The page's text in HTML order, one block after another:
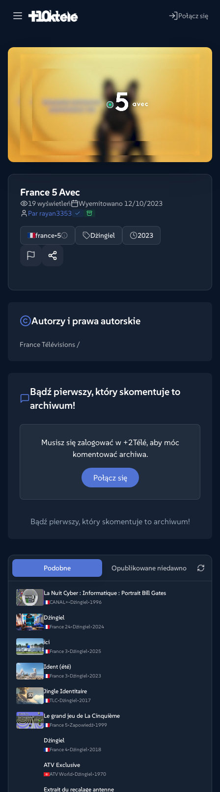
Połącz się
France 5 Avec
19 wyświetleń
Wyemitowano 12/10/2023
Par rayan3353
france•5 Dżingiel 2023
Autorzy i prawa autorskie
France Télévisions /
Bądź pierwszy, który skomentuje to
archiwum!
Musisz się zalogować w +2Télé, aby móc
komentować archiwa.
Połącz się
Bądź pierwszy, który skomentuje to archiwum!
Podobne Opublikowane niedawno
La Nuit Cyber : Informatique : Portrait Bill Gates
CANAL+•Dżingiel•1996
Dżingiel
France 24•Dżingiel•2024
ici
France 3•Dżingiel•2025
Ident (été)
France 3•Dżingiel•2023
Jingle Identitaire
TLC•Dżingiel•2017
Le grand jeu de La Cinquième
France 5•Zapowiedź•1999
Dżingiel
France 4•Dżingiel•2018
ATV Exclusive
ATV World•Dżingiel•1970
Extrait du recalage antenne